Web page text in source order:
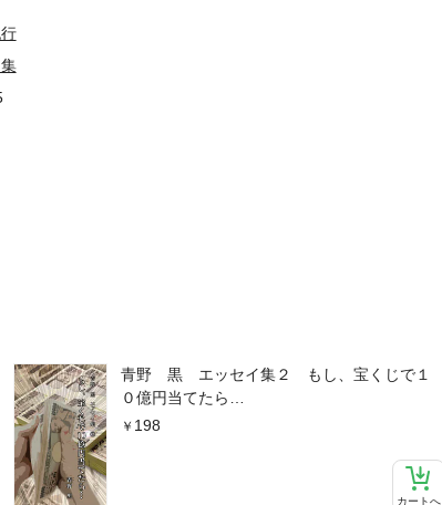
青野 黒 エッセイ集２ もし、宝くじで１
０億円当てたら…
198
カートへ